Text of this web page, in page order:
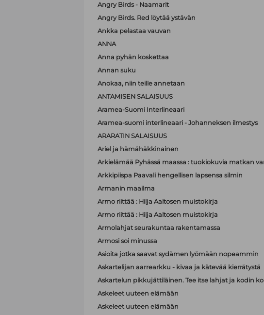
Angry Birds - Naamarit
Angry Birds. Red löytää ystävän
Ankka pelastaa vauvan
ANNA
Anna pyhän koskettaa
Annan suku
Anokaa, niin teille annetaan
ANTAMISEN SALAISUUS
Aramea-Suomi Interlineaari
Aramea-suomi interlineaari - Johanneksen ilmestys
ARARATIN SALAISUUS
Ariel ja hämähäkkinainen
Arkielämää Pyhässä maassa : tuokiokuvia matkan
Arkkipiispa Paavali hengellisen lapsensa silmin
Armanin maailma
Armo riittää : Hilja Aaltosen muistokirja
Armo riittää : Hilja Aaltosen muistokirja
Armolahjat seurakuntaa rakentamassa
Armosi soi minussa
Asioita jotka saavat sydämen lyömään nopeammin
Askartelijan aarrearkku - kivaa ja kätevää kierrätystä
Askartelun pikkujättiläinen. Tee itse lahjat ja kodin
Askeleet uuteen elämään
Askeleet uuteen elämään